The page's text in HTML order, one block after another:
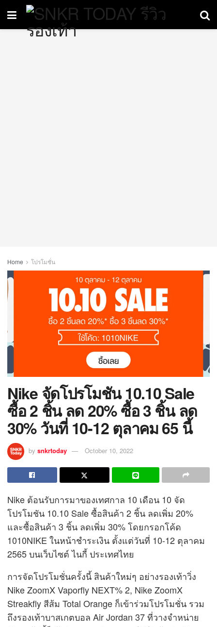
Home โปรโมชั่น
Nike จัดโปรโมชัน 10.10 Sale
ซื้อ 2 ชิ้น ลด 20% ซื้อ 3 ชิ้น ลด
30% วันที่ 10-12 ตุลาคม 65 นี้
by snkrtoday October 10, 2022
Nike ต้อนรับการมาของเทศกาล 10 เดือน 10 จัด
โปรโมชัน 10.10 Sale ซื้อสินค้า 2 ชิ้น ลดเพิ่ม 20%
และซื้อสินค้า 3 ชิ้น ลดเพิ่ม 30% โดยกรอกโค้ด
1010NIKE ในหน้าชำระเงิน ตั้งแต่วันที่ 10-12 ตุลาคม
2565 บนเว็บไซต์ ไนกี้ ประเทศไทย
การจัดโปรโมชั่นครั้งนี้ สินค้าใหม่ๆ อย่างรองเท้าวิ่ง
Nike ZoomX Vaporfly NEXT% 2, Nike ZoomX
Streakfly สีส้ม Total Orange ก็เข้าร่วมโปรโมชั่น รวม
ถึงรองเท้าบาสเกตบอล Air Jordan 37 ที่วางจำหน่าย